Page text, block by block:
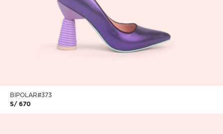
BIPOLAR#373
S/ 670